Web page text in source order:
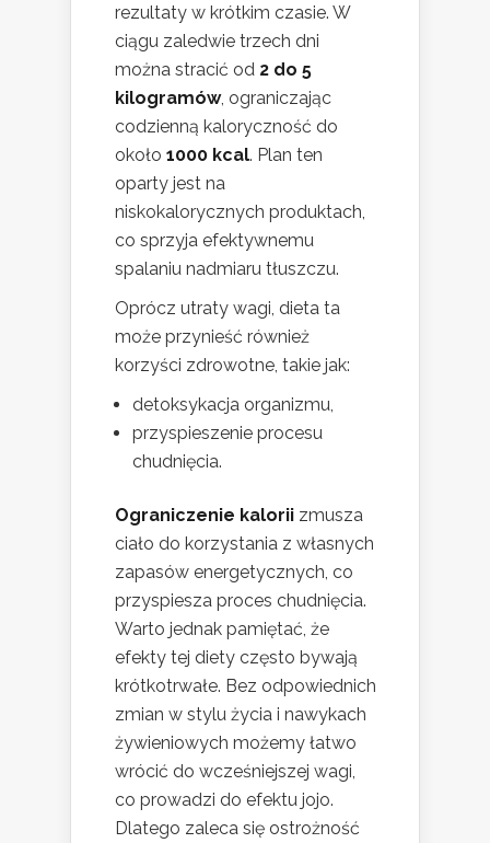
rezultaty w krótkim czasie. W
ciągu zaledwie trzech dni
można stracić od 2 do 5
kilogramów, ograniczając
codzienną kaloryczność do
około 1000 kcal. Plan ten
oparty jest na
niskokalorycznych produktach,
co sprzyja efektywnemu
spalaniu nadmiaru tłuszczu.
Oprócz utraty wagi, dieta ta
może przynieść również
korzyści zdrowotne, takie jak:
detoksykacja organizmu,
przyspieszenie procesu
chudnięcia.
Ograniczenie kalorii zmusza
ciało do korzystania z własnych
zapasów energetycznych, co
przyspiesza proces chudnięcia.
Warto jednak pamiętać, że
efekty tej diety często bywają
krótkotrwałe. Bez odpowiednich
zmian w stylu życia i nawykach
żywieniowych możemy łatwo
wrócić do wcześniejszej wagi,
co prowadzi do efektu jojo.
Dlatego zaleca się ostrożność